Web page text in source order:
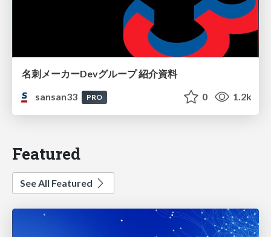
名刺メーカーDevグループ 紹介資料
sansan33
PRO 0 1.2k
Featured
See All Featured